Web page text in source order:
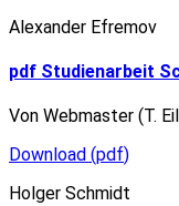
Alexander Efremov
pdf Studienarbeit
Von Webmaster (T.
Download (pdf)
Holger Schmidt